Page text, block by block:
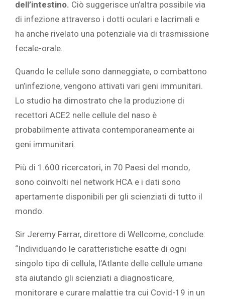
dell’intestino. Ciò suggerisce un’altra possibile via
di infezione attraverso i dotti oculari e lacrimali e
ha anche rivelato una potenziale via di trasmissione
fecale-orale.
Quando le cellule sono danneggiate, o combattono
un’infezione, vengono attivati ​​vari geni immunitari.
Lo studio ha dimostrato che la produzione di
recettori ACE2 nelle cellule del naso è
probabilmente attivata contemporaneamente ai
geni immunitari.
Più di 1.600 ricercatori, in 70 Paesi del mondo,
sono coinvolti nel network HCA e i dati sono
apertamente disponibili per gli scienziati di tutto il
mondo.
Sir Jeremy Farrar, direttore di Wellcome, conclude:
“Individuando le caratteristiche esatte di ogni
singolo tipo di cellula, l’Atlante delle cellule umane
sta aiutando gli scienziati a diagnosticare,
monitorare e curare malattie tra cui Covid-19 in un